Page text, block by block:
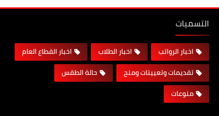
التسميات
اخبار الرواتب اخبار الطلاب
اخبار القطاع العام
تقديمات وتعيينات ومنح
حالة الطقس
منوعات